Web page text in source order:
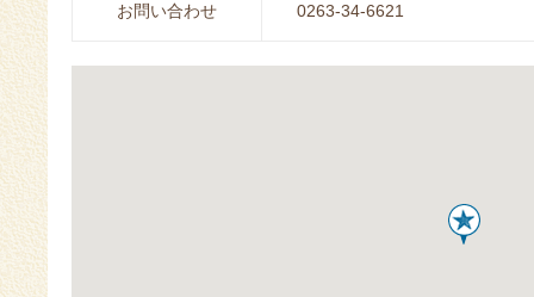
お問い合わせ 0263-34-6621